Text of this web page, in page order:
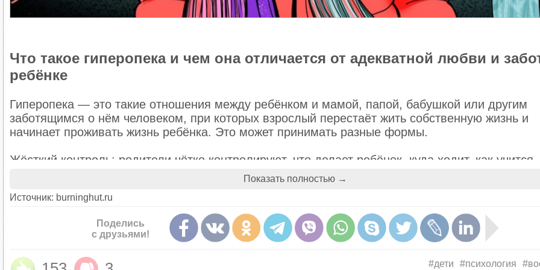
Что такое гиперопека и чем она отличается от адекватной любви и
ребёнке
Гиперопека — это такие отношения между ребёнком и мамой, папой, бабушкой или другим
заботящимся о нём человеком, при которых взрослый перестаёт жить собственную жизнь и
начинает проживать жизнь ребёнка. Это может принимать разные формы.
Жёсткий контроль: родители чётко контролируют, что делает ребёнок, куда ходит, как учится,
надевает, с кем дружит. Они точно знают, как правильно жить, и требуют от ребёнка
Чрезмерная забота: взрослые всё делают за ребёнка, его кормят с ложечки, водят за ручку, с
буквально сдувают пылинки. Родители постоянно переживают за его безопасность и уверены,
сами сделают всё лучше него.
Внешне контроль и забота могут выглядеть по-разному, но суть ситуации одинакова:
видят и не учитывают желания и потребности ребёнка, подменяя их собственными.
Показать полностью →
Источник: burninghut.ru
Поделись
с друзьями!
#дети #психология